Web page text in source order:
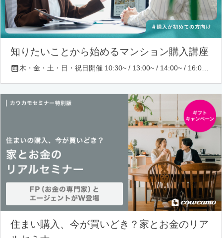
知りたいことから始めるマンション購入講座
木・金・土・日・祝日開催 10:30~ / 13:00~ / 14:00~ / 16:00~ / 17:00~/ 18:30~/ 19:30~
住まい購入、今が買いどき？家とお金のリア